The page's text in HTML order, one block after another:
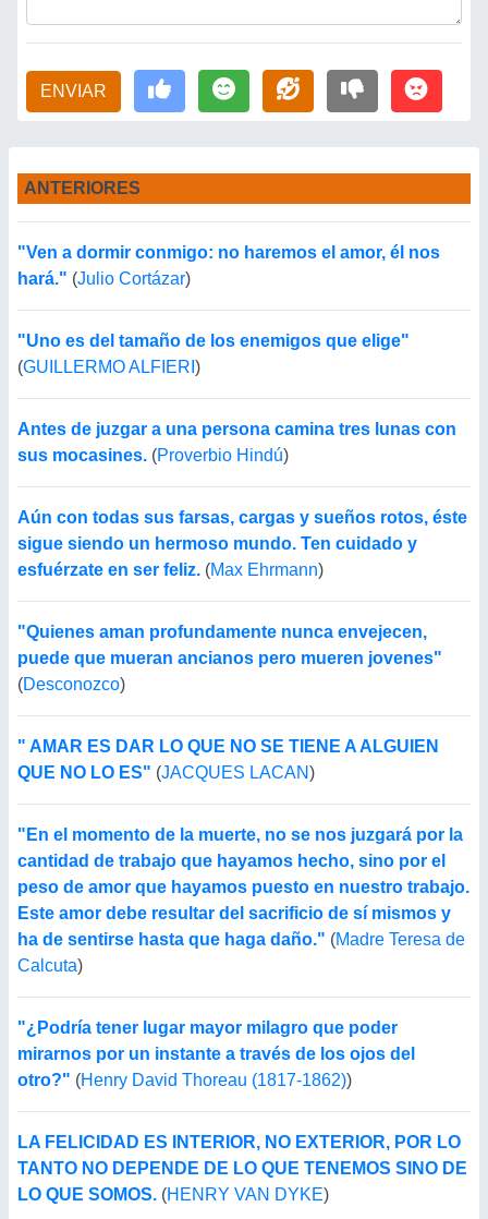
ENVIAR
ANTERIORES
"Ven a dormir conmigo: no haremos el amor, él nos
hará." (Julio Cortázar)
"Uno es del tamaño de los enemigos que elige"
(GUILLERMO ALFIERI )
Antes de juzgar a una persona camina tres lunas con
sus mocasines. (Proverbio Hindú)
Aún con todas sus farsas, cargas y sueños rotos, éste
sigue siendo un hermoso mundo. Ten cuidado y
esfuérzate en ser feliz. (Max Ehrmann)
"Quienes aman profundamente nunca envejecen,
puede que mueran ancianos pero mueren jovenes"
(Desconozco)
" AMAR ES DAR LO QUE NO SE TIENE A ALGUIEN
QUE NO LO ES" (JACQUES LACAN)
"En el momento de la muerte, no se nos juzgará por la
cantidad de trabajo que hayamos hecho, sino por el
peso de amor que hayamos puesto en nuestro trabajo.
Este amor debe resultar del sacrificio de sí mismos y
ha de sentirse hasta que haga daño." (Madre Teresa de
Calcuta)
"¿Podría tener lugar mayor milagro que poder
mirarnos por un instante a través de los ojos del
otro?" (Henry David Thoreau (1817-1862))
LA FELICIDAD ES INTERIOR, NO EXTERIOR, POR LO
TANTO NO DEPENDE DE LO QUE TENEMOS SINO DE
LO QUE SOMOS. (HENRY VAN DYKE)